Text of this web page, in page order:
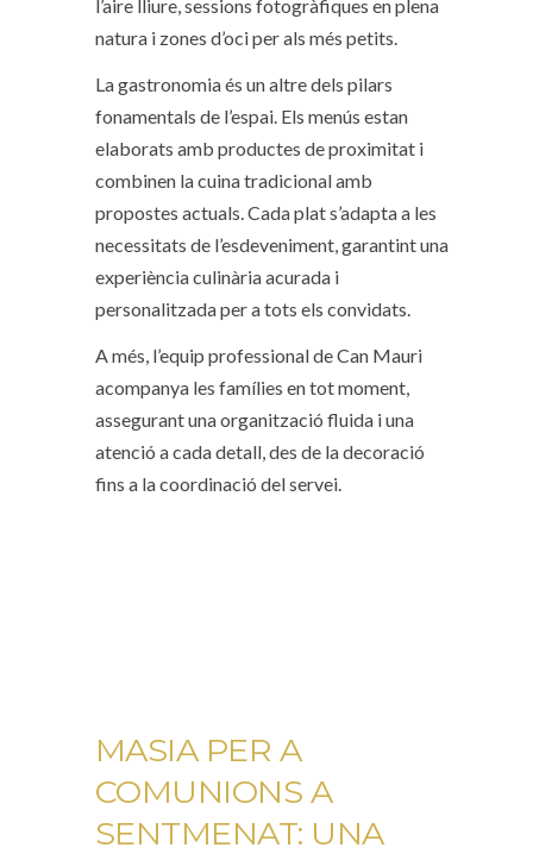
l’aire lliure, sessions fotogràfiques en plena
natura i zones d’oci per als més petits.
La gastronomia és un altre dels pilars
fonamentals de l’espai. Els menús estan
elaborats amb productes de proximitat i
combinen la cuina tradicional amb
propostes actuals. Cada plat s’adapta a les
necessitats de l’esdeveniment, garantint una
experiència culinària acurada i
personalitzada per a tots els convidats.
A més, l’equip professional de Can Mauri
acompanya les famílies en tot moment,
assegurant una organització fluida i una
atenció a cada detall, des de la decoració
fins a la coordinació del servei.
MASIA PER A
COMUNIONS A
SENTMENAT: UNA